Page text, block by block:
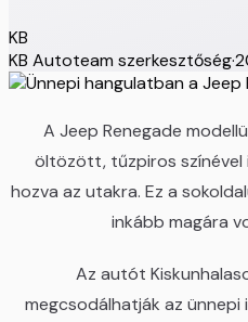
KB
KB Autoteam szerkesztőség·
A Jeep Renegade
öltözött, tűzpiros színével
hozva az utakra. Ez a
inkább magára
Az autót
megcsodálhatják az ünnepi